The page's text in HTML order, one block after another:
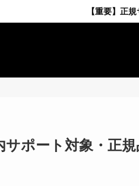
【重要】正
サポート対象・正